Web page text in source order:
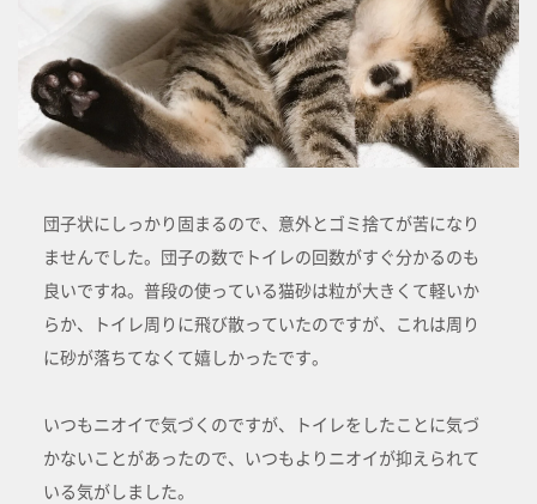
団子状にしっかり固まるので、意外とゴミ捨てが苦になり
ませんでした。団子の数でトイレの回数がすぐ分かるのも
良いですね。普段の使っている猫砂は粒が大きくて軽いか
らか、トイレ周りに飛び散っていたのですが、これは周り
に砂が落ちてなくて嬉しかったです。
いつもニオイで気づくのですが、トイレをしたことに気づ
かないことがあったので、いつもよりニオイが抑えられて
いる気がしました。